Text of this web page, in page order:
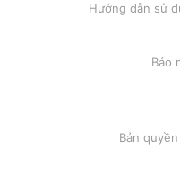
Hướng dẫn sử
Bảo
Bản